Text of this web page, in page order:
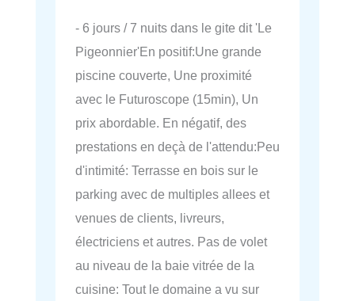
- 6 jours / 7 nuits dans le gite dit 'Le
Pigeonnier'En positif:Une grande
piscine couverte, Une proximité
avec le Futuroscope (15min), Un
prix abordable. En négatif, des
prestations en deçà de l'attendu:Peu
d'intimité: Terrasse en bois sur le
parking avec de multiples allees et
venues de clients, livreurs,
électriciens et autres. Pas de volet
au niveau de la baie vitrée de la
cuisine: Tout le domaine a vu sur